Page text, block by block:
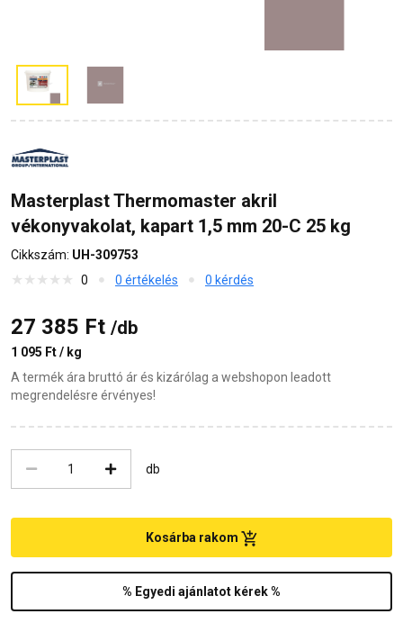
Masterplast Thermomaster akril
vékonyvakolat, kapart 1,5 mm 20-C 25 kg
Cikkszám: UH-309753
0
0 értékelés 0 kérdés
27 385 Ft /db
1 095 Ft / kg
A termék ára bruttó ár és kizárólag a webshopon leadott
megrendelésre érvényes!
db
% Egyedi ajánlatot kérek %
Kosárba rakom